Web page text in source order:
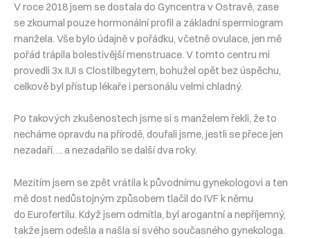
V roce 2018 jsem se dostala do Gyncentra v Ostravě, zase
se zkoumal pouze hormonální profil a základní spermiogram
manžela. Vše bylo údajně v pořádku, včetně ovulace, jen mě
pořád trápila bolestivější menstruace. V tomto centru mi
provedli 3x IUI s Clostilbegytem, bohužel opět bez úspěchu,
celkově byl přístup lékaře i personálu velmi chladný.
Po takových zkušenostech jsme si s manželem řekli, že to
necháme opravdu na přírodě, doufali jsme, jestli se přece jen
nezadaří…. a nezadařilo se další dva roky.
Mezitím jsem se zpět vrátila k původnímu gynekologovi a ten
mě dost nedůstojným způsobem tlačil do IVF k němu
do Eurofertilu. Když jsem odmítla, byl arogantní a nepříjemný,
takže jsem odešla a našla si svého současného gynekologa.